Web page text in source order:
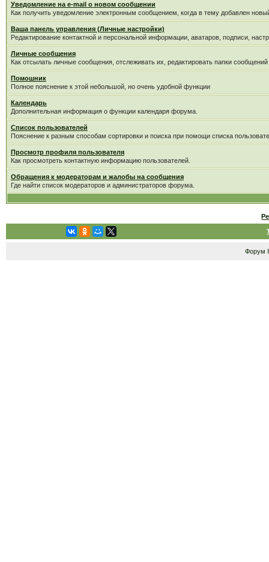
Уведомление на е-mail о новом сообщении
Как получить уведомление электронным сообщением, когда в тему добавлен
Ваша панель управления (Личные настройки)
Редактирование контактной и персональной информации, аватаров, подписи,
Личные сообщения
Как отсылать личные сообщения, отслеживать их, редактировать папки
Помошник
Полное пояснение к этой небольшой, но очень удобной функции
Календарь
Дополнительная информация о функции календаря форума.
Список пользователей
Пояснение к разным способам сортировки и поиска при помощи списка
Просмотр профиля пользователя
Как просмотреть контактную информацию пользователей.
Обращения к модераторам и жалобы на сообщения
Где найти список модераторов и администраторов форума.
Форум